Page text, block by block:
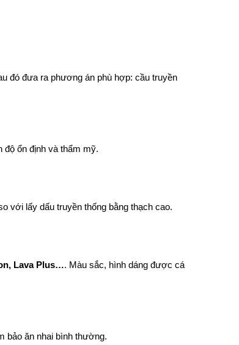
đó đưa ra phương án phù hợp: cầu truyền
ổn định và thẩm mỹ.
với lấy dấu truyền thống bằng thạch cao.
Lava Plus…. Màu sắc, hình dáng được cá
bảo ăn nhai bình thường.